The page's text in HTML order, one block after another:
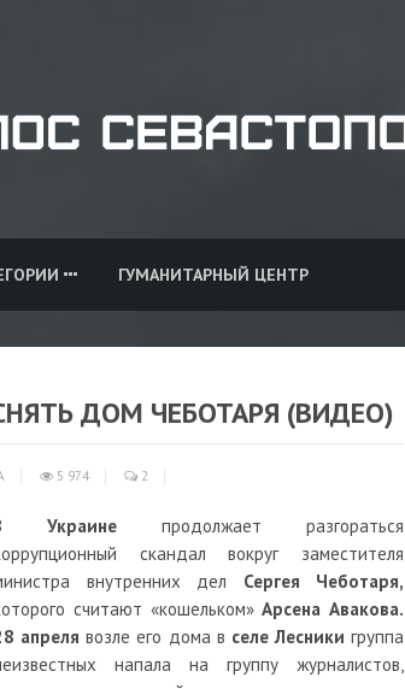
ГУМАНИТАРНЫЙ ЦЕНТР
ДОМ ЧЕБОТАРЯ (ВИДЕО)
5 974 2
Украине продолжает разгораться
скандал вокруг заместителя
внутренних дел Сергея Чеботаря,
считают «кошельком»Арсена Авакова.
апреля возле его дома в селе Лесники группа
напала на группу журналистов,